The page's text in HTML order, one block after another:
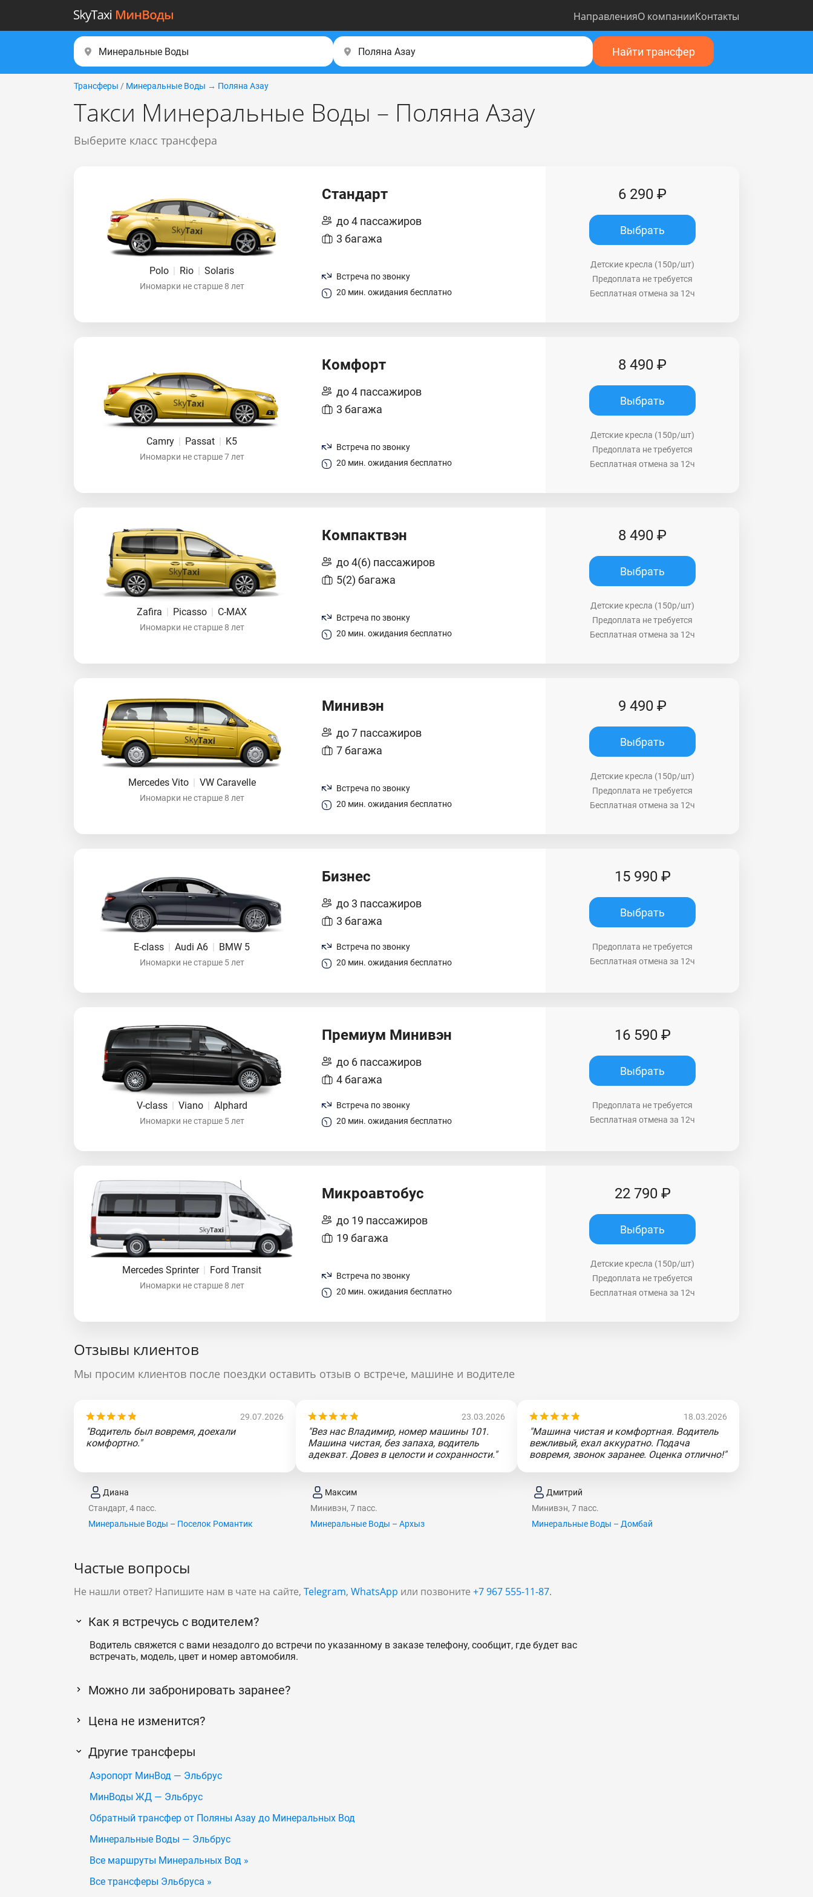
НаправленияО компанииКонтакты
Найти трансфер
Трансферы / Минеральные Воды → Поляна Азау
Такси Минеральные Воды – Поляна Азау
Выберите класс трансфера
Polo | Rio | Solaris
Иномарки не старше 8 лет
Стандарт
до 4 пассажиров
3 багажа
Встреча по звонку
20 мин. ожидания бесплатно
6 290 ₽
Выбрать
Детские кресла (150р/шт)
Предоплата не требуется
Бесплатная отмена за 12ч
Camry | Passat | K5
Иномарки не старше 7 лет
Комфорт
до 4 пассажиров
3 багажа
Встреча по звонку
20 мин. ожидания бесплатно
8 490 ₽
Выбрать
Детские кресла (150р/шт)
Предоплата не требуется
Бесплатная отмена за 12ч
Zafira | Picasso | C-MAX
Иномарки не старше 8 лет
Компактвэн
до 4(6) пассажиров
5(2) багажа
Встреча по звонку
20 мин. ожидания бесплатно
8 490 ₽
Выбрать
Детские кресла (150р/шт)
Предоплата не требуется
Бесплатная отмена за 12ч
Mercedes Vito | VW Caravelle
Иномарки не старше 8 лет
Минивэн
до 7 пассажиров
7 багажа
Встреча по звонку
20 мин. ожидания бесплатно
9 490 ₽
Выбрать
Детские кресла (150р/шт)
Предоплата не требуется
Бесплатная отмена за 12ч
E-class | Audi A6 | BMW 5
Иномарки не старше 5 лет
Бизнес
до 3 пассажиров
3 багажа
Встреча по звонку
20 мин. ожидания бесплатно
15 990 ₽
Выбрать
Предоплата не требуется
Бесплатная отмена за 12ч
V-class | Viano | Alphard
Иномарки не старше 5 лет
Премиум Минивэн
до 6 пассажиров
4 багажа
Встреча по звонку
20 мин. ожидания бесплатно
16 590 ₽
Выбрать
Предоплата не требуется
Бесплатная отмена за 12ч
Mercedes Sprinter | Ford Transit
Иномарки не старше 8 лет
Микроавтобус
до 19 пассажиров
19 багажа
Встреча по звонку
20 мин. ожидания бесплатно
22 790 ₽
Выбрать
Детские кресла (150р/шт)
Предоплата не требуется
Бесплатная отмена за 12ч
Отзывы клиентов
Мы просим клиентов после поездки оставить отзыв о встрече, машине и водителе
29.07.2026
"Водитель был вовремя, доехали
комфортно."
Диана
Стандарт, 4 пасс.
Минеральные Воды – Поселок Романтик
23.03.2026
"Вез нас Владимир, номер машины 101.
Машина чистая, без запаха, водитель
адекват. Довез в целости и сохранности."
Максим
Минивэн, 7 пасс.
Минеральные Воды – Архыз
18.03.2026
"Машина чистая и комфортная. Водитель
вежливый, ехал аккуратно. Подача
вовремя, звонок заранее. Оценка отлично!"
Дмитрий
Минивэн, 7 пасс.
Минеральные Воды – Домбай
Частые вопросы
Не нашли ответ? Напишите нам в чате на сайте, Telegram, WhatsApp или позвоните +7 967 555-11-87.
Как я встречусь с водителем?
Водитель свяжется с вами незадолго до встречи по указанному в заказе телефону, сообщит, где будет вас
встречать, модель, цвет и номер автомобиля.
Можно ли забронировать заранее?
Цена не изменится?
Другие трансферы
Аэропорт МинВод — Эльбрус
МинВоды ЖД — Эльбрус
Обратный трансфер от Поляны Азау до Минеральных Вод
Минеральные Воды — Эльбрус
Все маршруты Минеральных Вод »
Все трансферы Эльбруса »